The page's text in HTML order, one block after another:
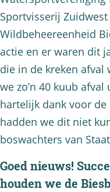
Sportvisserij
Wildbeheereenheid
actie en er waren dit
die in de kreken afval
we zo’n 40 kuub
hartelijk dank voor
hadden we dit niet
boswachters van
Goed nieuws!
houden we de